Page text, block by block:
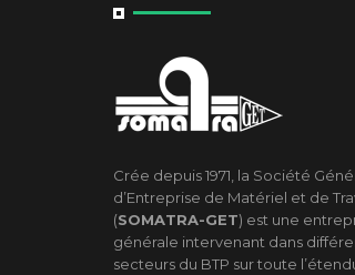
Crée depuis 1971, la Société
d’Entreprise de Matériel et de
(SOMATRA-GET) est une
générale intervenant dans
secteurs du BTP sur toute